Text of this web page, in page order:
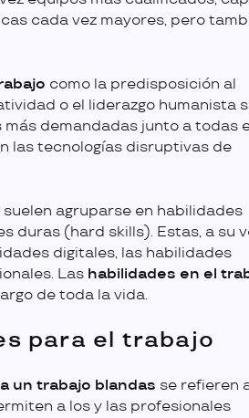
cada vez mayores, pero
como la predisposición al
o el liderazgo humanista
demandadas junto a todas
las tecnologías disruptivas de
suelen agruparse en habilidades
duras (hard skills). Estas, a su
digitales, las habilidades
Las habilidades en el
de toda la vida.
para el trabajo
un trabajo blandas se refieren
a los y las profesionales